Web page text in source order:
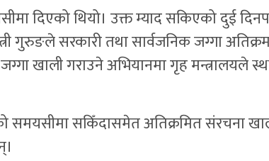
दिएको थियो। उक्त म्याद सकिएको दुई
गुरुङले सरकारी तथा सार्वजनिक जग्गा
खाली गराउने अभियानमा गृह मन्त्रालयले
समयसीमा सकिँदासमेत अतिक्रमित संरचना